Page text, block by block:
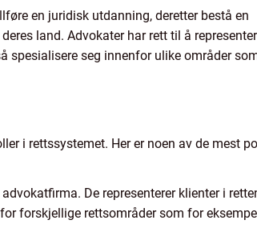
en juridisk utdanning, deretter bestå en
land. Advokater har rett til å
spesialisere seg innenfor ulike områder
i rettssystemet. Her er noen av de mest
De representerer klienter i
forskjellige rettsområder som for